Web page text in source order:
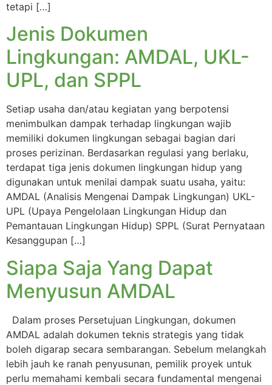
tetapi […]
Jenis Dokumen
Lingkungan: AMDAL, UKL-
UPL, dan SPPL
Setiap usaha dan/atau kegiatan yang berpotensi
menimbulkan dampak terhadap lingkungan wajib
memiliki dokumen lingkungan sebagai bagian dari
proses perizinan. Berdasarkan regulasi yang berlaku,
terdapat tiga jenis dokumen lingkungan hidup yang
digunakan untuk menilai dampak suatu usaha, yaitu:
AMDAL (Analisis Mengenai Dampak Lingkungan) UKL-
UPL (Upaya Pengelolaan Lingkungan Hidup dan
Pemantauan Lingkungan Hidup) SPPL (Surat Pernyataan
Kesanggupan […]
Siapa Saja Yang Dapat
Menyusun AMDAL
Dalam proses Persetujuan Lingkungan, dokumen
AMDAL adalah dokumen teknis strategis yang tidak
boleh digarap secara sembarangan. Sebelum melangkah
lebih jauh ke ranah penyusunan, pemilik proyek untuk
perlu memahami kembali secara fundamental mengenai